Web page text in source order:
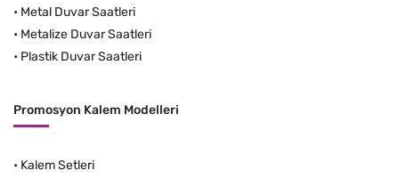
• Metal Duvar Saatleri
• Metalize Duvar Saatleri
• Plastik Duvar Saatleri
Promosyon Kalem Modelleri
• Kalem Setleri